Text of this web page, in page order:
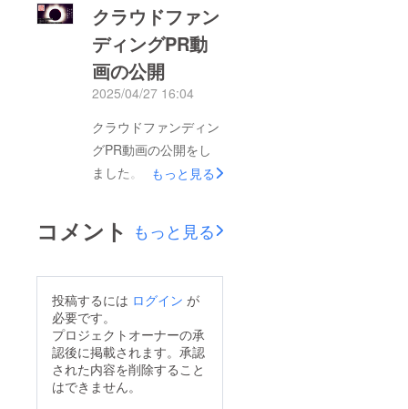
散だけでも助かりま
す。可処分所得を投資
していただければ幸い
です。
クラウドファン
ディングPR動
画の公開
2025/04/27 16:04
クラウドファンディン
グPR動画の公開をし
ました。良かったら
と拡散だけでもお願い
いたします。
もっと見る
コメント もっと見る
投稿するには ログイン が
必要です。
プロジェクトオーナーの承
認後に掲載されます。承認
された内容を削除すること
はできません。